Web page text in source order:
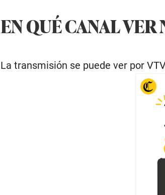
EN QUÉ CANAL
La transmisión se puede ver por